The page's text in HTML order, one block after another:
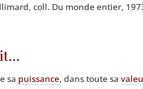
coll. Du monde entier,
sa puis­sance, dans toute sa